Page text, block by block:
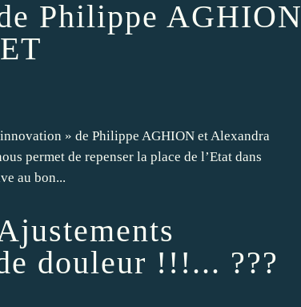
Philippe AGHION
» de Philippe AGHION et Alexandra
permet de repenser la place de l’Etat dans
au bon...
douleur !!!... ???